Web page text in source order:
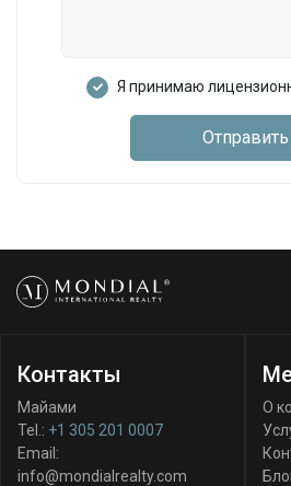
Я принимаю
Отправить
Контакты
Майами
Tel.: +1 305 201 0007
Email:
info@mondialrealty.com
О